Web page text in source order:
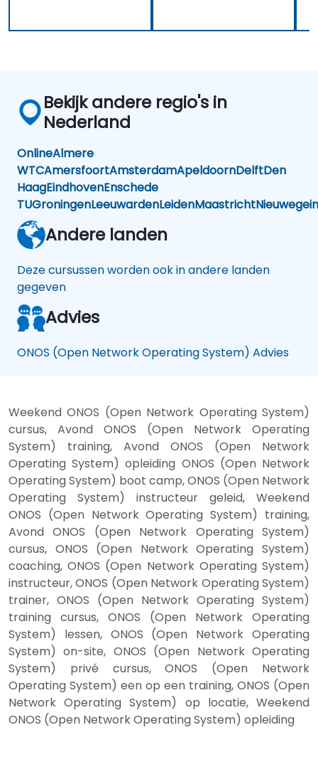
Bekijk andere regio's in
Nederland
OnlineAlmere
WTCAmersfoortAmsterdamApeldoornDelftDen
HaagEindhovenEnschede
TUGroningenLeeuwardenLeidenMaastrichtNieuwegein
Andere landen
Deze cursussen worden ook in andere landen
gegeven
Advies
ONOS (Open Network Operating System) Advies
Weekend ONOS (Open Network Operating System)
cursus, Avond ONOS (Open Network Operating
System) training, Avond ONOS (Open Network
Operating System) opleiding ONOS (Open Network
Operating System) boot camp, ONOS (Open Network
Operating System) instructeur geleid, Weekend
ONOS (Open Network Operating System) training,
Avond ONOS (Open Network Operating System)
cursus, ONOS (Open Network Operating System)
coaching, ONOS (Open Network Operating System)
instructeur, ONOS (Open Network Operating System)
trainer, ONOS (Open Network Operating System)
training cursus, ONOS (Open Network Operating
System) lessen, ONOS (Open Network Operating
System) on-site, ONOS (Open Network Operating
System) privé cursus, ONOS (Open Network
Operating System) een op een training, ONOS (Open
Network Operating System) op locatie, Weekend
ONOS (Open Network Operating System) opleiding